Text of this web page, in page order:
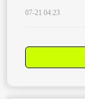
07-21 04:23